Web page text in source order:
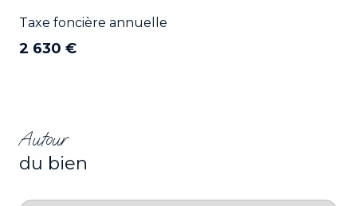
Taxe foncière annuelle
2 630 €
Autour
du bien